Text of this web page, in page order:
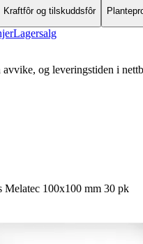
Kraftfôr og tilskuddsfôr
Lagersalg
og leveringstiden i
Melatec 100x100 mm 30 pk